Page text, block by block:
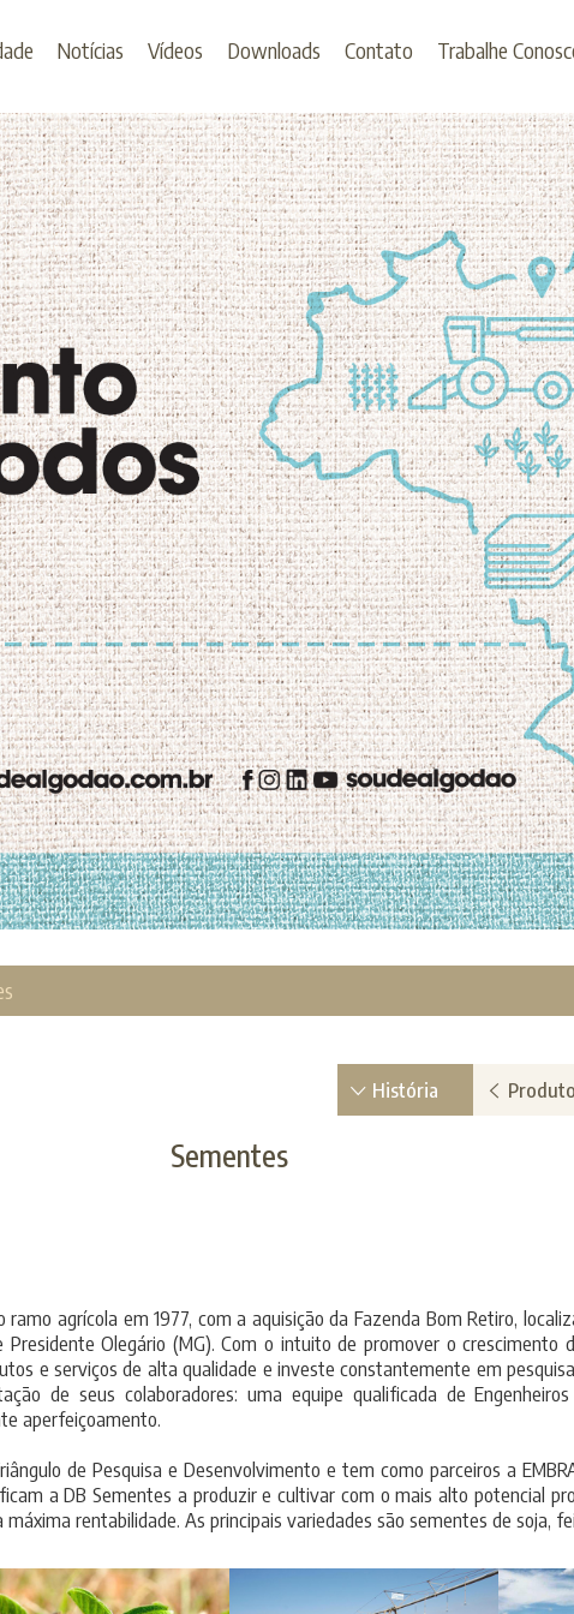
Notícias Vídeos Downloads Contato Trabalhe
História
Sementes
agrícola em 1977, com a aquisição da Fazenda Bom Retiro,
Olegário (MG). Com o intuito de promover o crescimento
e serviços de alta qualidade e investe constantemente em
de seus colaboradores: uma equipe qualificada de
aperfeiçoamento.
de Pesquisa e Desenvolvimento e tem como parceiros a
a DB Sementes a produzir e cultivar com o mais alto potencial
rentabilidade. As principais variedades são sementes de soja,